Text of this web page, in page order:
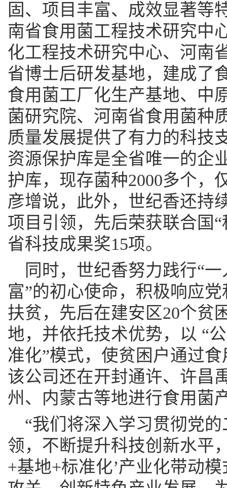
固、项目丰富、成效显著等
南省食用菌工程技术研究中
化工程技术研究中心、河南
省博士后研发基地，建成了
食用菌工厂化生产基地、中
菌研究院、河南省食用菌种
质量发展提供了有力的科技
资源保护库是全省唯一的企
护库，现存菌种2000多个，
彦增说，此外，世纪香还持
项目引领，先后荣获联合国
省科技成果奖15项。
同时，世纪香努力践行“
富”的初心使命，积极响应
扶贫，先后在建安区20个贫
地，并依托技术优势，以 “
准化”模式，使贫困户通过
该公司还在开封通许、许昌
州、内蒙古等地进行食用菌
“我们将深入学习贯彻党
领，不断提升科技创新水平
+基地+标准化’产业化带动